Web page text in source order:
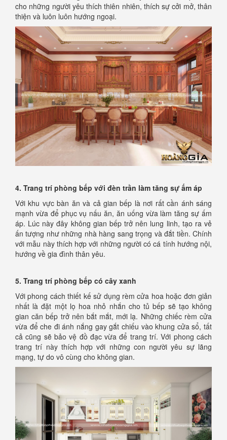
cho những người yêu thích thiên nhiên, thích sự cởi mở, thân
thiện và luôn luôn hướng ngoại.
4. Trang trí phòng bếp với đèn trần làm tăng sự ấm áp
Với khu vực bàn ăn và cả gian bếp là nơi rất cần ánh sáng
mạnh vừa để phục vụ nấu ăn, ăn uống vừa làm tăng sự ấm
áp. Lúc này đây không gian bếp trở nên lung linh, tạo ra vẻ
ấn tượng như những nhà hàng sang trọng và đắt tiền. Chính
với mẫu này thích hợp với những người có cá tính hướng nội,
hướng về gia đình thân yêu.
5. Trang trí phòng bếp có cây xanh
Với phong cách thiết kế sử dụng rèm cửa hoa hoặc đơn giản
nhất là đặt một lọ hoa nhỏ nhắn cho tủ bếp sẽ tạo không
gian căn bếp trở nên bắt mắt, mới lạ. Những chiếc rèm cửa
vừa để che đi ánh nắng gay gắt chiếu vào khung cửa sổ, tất
cả cũng sẽ bảo vệ đồ đạc vừa để trang trí. Với phong cách
trang trí này thích hợp với những con người yêu sự lãng
mạng, tự do vô cùng cho không gian.